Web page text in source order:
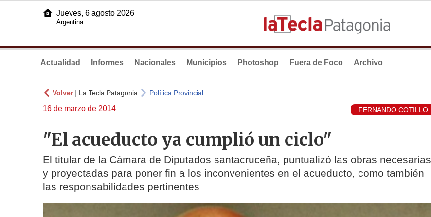
Jueves, 6 agosto 2026
Argentina
Actualidad Informes Nacionales Municipios Photoshop Fuera de Foco Archivo
Volver| La Tecla Patagonia Política Provincial
16 de marzo de 2014 FERNANDO COTILLO
"El acueducto ya cumplió un ciclo"
El titular de la Cámara de Diputados santacruceña, puntualizó las obras necesarias
y proyectadas para poner fin a los inconvenientes en el acueducto, como también
las responsabilidades pertinentes